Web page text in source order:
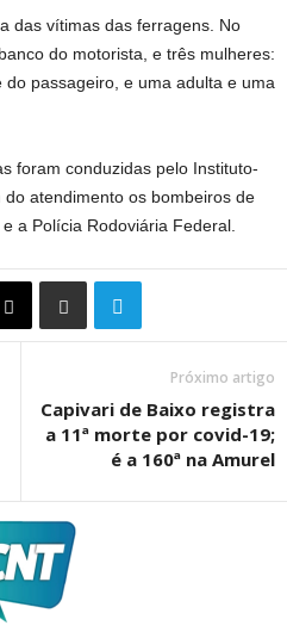
das vítimas das ferragens. No
do motorista, e três mulheres:
passageiro, e uma adulta e uma
foram conduzidas pelo Instituto-
atendimento os bombeiros de
a Polícia Rodoviária Federal.
Próximo artigo
Capivari de Baixo registra
a 11ª morte por covid-19;
é a 160ª na Amurel